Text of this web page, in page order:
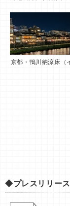
京都・鴨川納涼床（
◆プレスリリー